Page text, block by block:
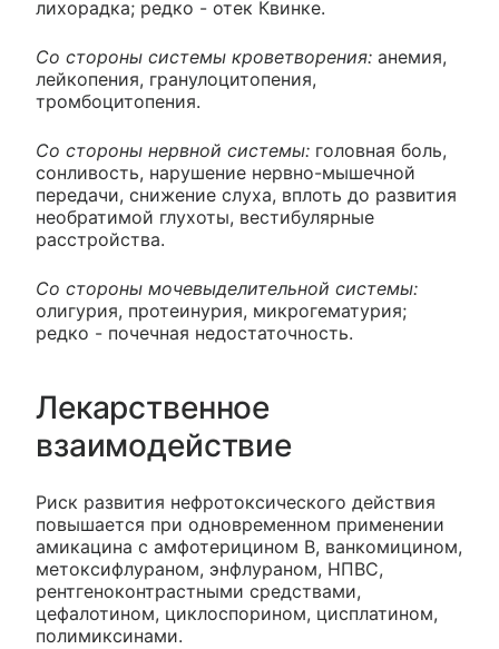
лихорадка; редко - отек Квинке.
Со стороны системы кроветворения: анемия,
лейкопения, гранулоцитопения,
тромбоцитопения.
Со стороны нервной системы: головная боль,
сонливость, нарушение нервно-мышечной
передачи, снижение слуха, вплоть до развития
необратимой глухоты, вестибулярные
расстройства.
Со стороны мочевыделительной системы:
олигурия, протеинурия, микрогематурия;
редко - почечная недостаточность.
Лекарственное
взаимодействие
Риск развития нефротоксического действия
повышается при одновременном применении
амикацина с амфотерицином B, ванкомицином,
метоксифлураном, энфлураном, НПВС,
рентгеноконтрастными средствами,
цефалотином, циклоспорином, цисплатином,
полимиксинами.